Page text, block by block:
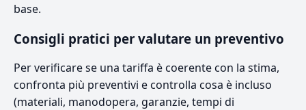
base.
Consigli pratici per valutare un preventivo
Per verificare se una tariffa è coerente con la stima,
confronta più preventivi e controlla cosa è incluso
(materiali, manodopera, garanzie, tempi di